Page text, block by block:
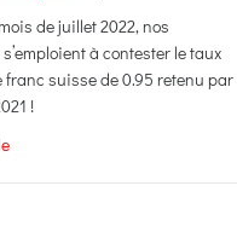
de juillet 2022, nos
à contester le taux
franc suisse de 0.95 retenu par
!